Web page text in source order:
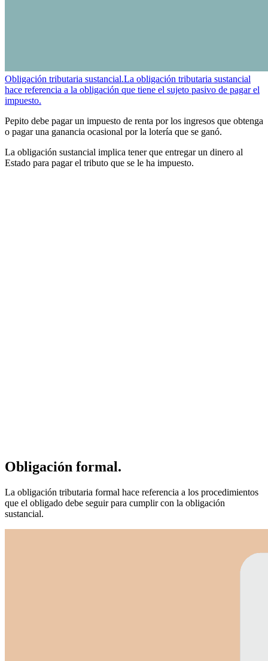
Obligación tributaria sustancial.La obligación tributaria sustancial
hace referencia a la obligación que tiene el sujeto pasivo de pagar el
impuesto.
Pepito debe pagar un impuesto de renta por los ingresos que obtenga
o pagar una ganancia ocasional por la lotería que se ganó.
La obligación sustancial implica tener que entregar un dinero al
Estado para pagar el tributo que se le ha impuesto.
Obligación formal.
La obligación tributaria formal hace referencia a los procedimientos
que el obligado debe seguir para cumplir con la obligación
sustancial.